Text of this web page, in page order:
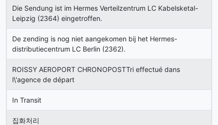
Die Sendung ist im Hermes Verteilzentrum LC Kabelsketal-
Leipzig (2364) eingetroffen.
De zending is nog niet aangekomen bij het Hermes-
distributiecentrum LC Berlin (2362).
ROISSY AEROPORT CHRONOPOSTTri effectué dans
l\'agence de départ
In Transit
집화처리